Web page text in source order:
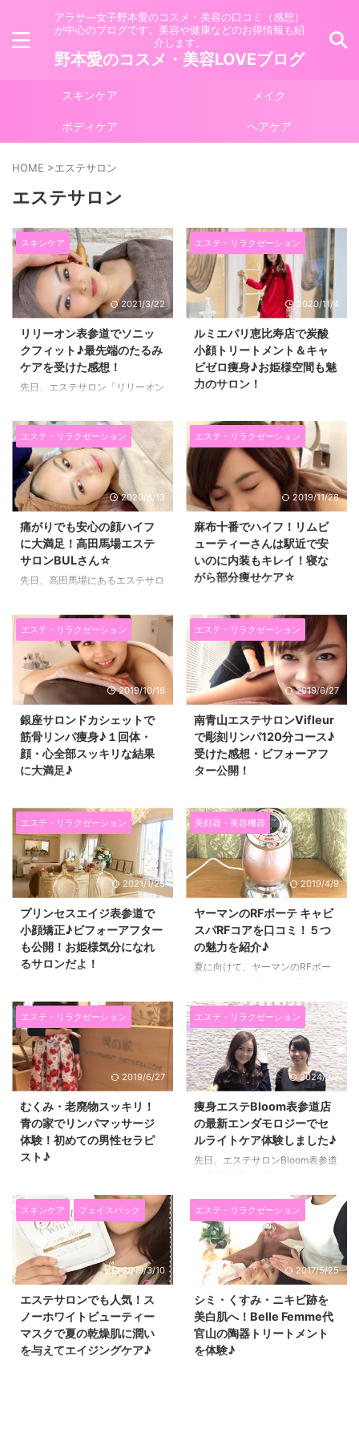
アラサ―女子野本愛のコスメ・美容の口コミ（感想）
が中心のブログです。美容や健康などのお得情報も紹
介します。
野本愛のコスメ・美容LOVEブログ
スキンケア メイク
ボディケア ヘアケア
HOME >エステサロン
エステサロン
スキンケア
2021/3/22
リリーオン表参道でソニッ
クフィット♪最先端のたるみ
ケアを受けた感想！
先日、エステサロン「リリーオン
ットの施術を受けてきました！
最近気になっているのが、たるみ
ケア、リフトアップだったのと
リリーオンは、私の周りのお友達
で行ってる人が多くて、 ずっと
気になっていたので、ついに行っ
た感じです(*^▽^*) ソニックフィ
ットは、筋膜にアプローチして
リフトアップだけではなく、シワ
や美肌ケアができる施術です。
お化粧スペースが白を基調とした
話しやすい雰囲気でした♪ リリー
オン表参道でソニック ...
エステ・リラクゼーション
2020/11/4
ルミエパリ恵比寿店で炭酸
小顔トリートメント＆キャ
ビゼロ痩身♪お姫様空間も魅
力のサロン！
フェイシャルとボディの送信トリ
ートメントを受けてきたので、
ブログでも紹介したいと思います
♪ ルミエパリは、内装がすごくプ
リンセスな感じで、 行くだけで
幸せな気持ちになれて気分が上が
りますよ！ ルミエパリ恵比寿店
はプリンセスな空間♡いるだけで
癒される♪ まず、ルミエパリ恵比
寿店さんの素敵な空間を紹介しま
す！ こちらは待合室♡ 白と明る
とっても上品でラグジュアリーな
雰囲気♡ 待つのも苦になりませ
ん～！笑 施術ルームに行くまで
の廊下もこんなにオシャ ...
エステ・リラクゼーション
2020/6/13
痛がりでも安心の顔ハイフ
に大満足！高田馬場エステ
サロンBULさん☆
先日、高田馬場にあるエステサロ
ハイフしてもらいました(^^)/ 体
のハイフはしたことがあったので
すが、 顔は「痛い」という噂が
あったので、 痛いことが大嫌い
なので、 二重あごやたるみなど
の悩みはあるけど、 出来ないな
ってずっと思ってたんです！！！
でも、今回BULさんは元看護師
さんのプライベートサロンなの
で、 安心感が持てたので、勇気
を出して挑戦してみました！！
～！と思ったので、詳しく紹介し
ます(* ...
エステ・リラクゼーション
2019/11/28
麻布十番でハイフ！リムビ
ューティーさんは駅近で安
いのに内装もキレイ！寝な
がら部分痩せケア☆
ろにあるエステサロン リムビュ
ーティーさんで 「ハイフ40000
ショット」受けてきましたー
(*^▽^*) 部分痩せしたい 早く結
果を出したい という女性に大人
気のハイフ☆☆ ここのサロンは
「とにかくハイフが安い！」 し
かも「サロンが綺麗！」 さらに
「駅からめちゃ近い！」 私は
40000ショットだったけど、 最
大で80000ショットもできます
多いの初めて♡ 安いけど、内装
が ...
エステ・リラクゼーション
2019/10/18
銀座サロンドカシェットで
筋骨リンパ痩身♪１回体・
顔・心全部スッキリな結果
に大満足♪
「Salon de Chachette（サロン
ドカシェット）」さんで、 筋骨
リンパ痩身60分コースを受けて
きました。 コリや体の疲れを取
りながら、 痩身もできる一石二
鳥のすごいサロンなんです
う施術は、サロンドカシェットさ
ん独自のもので、 他では受けら
れないそうです(^^)/ 施術を受け
てみた感想を先に言うと、 「痛
スクワークが忙しくて、 肩こり
や背中のコリがひどくて痛み ...
エステ・リラクゼーション
2019/6/27
南青山エステサロンVifleur
で彫刻リンパ120分コース♪
受けた感想・ビフォーアフ
ター公開！
くて、疲れがたまっていたのと、
二の腕や腰回りがぷよぷよしてき
たので、 南青山にあるエステサ
ロンVifleur（ヴィフルール）に行
ってきました♪ お願いしたのは、
彫刻リンパ１２０分コースです
ンドでしっかり深く捉えながら働
きかけて、 彫刻のようなメリハ
リのあるボディに導く施術です♪
エステに行くときは大体６０分
時間やると１階でも大分体が違
う！！と思いました(^^)/ ...
エステ・リラクゼーション
2021/1/25
プリンセスエイジ表参道で
小顔矯正♪ビフォーアフター
も公開！お姫様気分になれ
るサロンだよ！
ンしたばかりの、 表参道駅A5出
口徒歩４分の所にあるエステサロ
ン「Princess Age（プリンセスエ
イジ）」 で小顔矯正をしてもら
いました(*^▽^*) 今、小顔矯正す
ごく流行っていますよね！！
「どこのサロン行けばいいのか
な？」 など迷う方も多いと思い
ますので、参考になればと思いま
す(^^)/ ↑↑の写真はプリンセスエ
「あぁ、ここなら綺麗になれ
る！！」 とこれから始まる施術
がワクワク ...
美顔器・美容機器
2019/4/9
ヤーマンのRFボーテ キャビ
スパRFコアを口コミ！５つ
の魅力を紹介♪
夏に向けて、ヤーマンのRFボー
電大好きなんですよね。 どれ
も、操作が簡単で使いやすいし、
使うとお肌がいい感じになるし、
手放せない～～！！ このRFボー
テ キャビスパRFコアは今、週２
～３ペースで お風呂上りに足や
お腹、二の腕から肩回りに使って
いるのですが、 他のキャビテー
ションの機械よりも安心感がある
し、使った実感があるので紹介し
たい方はこちら↓↓ RFボーテ キ
ャ ...
エステ・リラクゼーション
2019/6/27
むくみ・老廃物スッキリ！
青の家でリンパマッサージ
体験！初めての男性セラピ
スト♪
ャルのリンパマッサージをしても
らいました。 青の家ではリンパ
マッサージが一番人気があって、
他店のセラピストも受けに来るほ
どだそうです(^^)/ 青の家で施術
前の抹茶と和菓子のおもてなしに
と早速お茶を出してくれました
(*^▽^*) 抹茶と抹茶羊羹♪ 和風～
♡ なんだか落ち着きますね♪ あ
ー京都行きたくなっちゃった( *
エステ・リラクゼーション
2024/9/7
痩身エステBloom表参道店
の最新エンダモロジーでセ
ルライトケア体験しました♪
先日、エステサロンBloom表参道
モロジーを体験してきました！＼
(^o^)／ サロンの様子やエンダモ
ロジーを実際にした感想をレポー
トしたいと思います！ 痩身エス
テで人気のエンダモロジーって
何？ 今回体験したエンダモロジ
ーは、1986年にフランスで誕生
したボディケア機器で、 ローラ
ーが体をもみほぐすことで、新陳
代謝と循環を促し、 老廃物やむ
くみをケアしてくれる、 セルラ
スキンケア フェイスパック
2019/3/10
エステサロンでも人気！ス
ノーホワイトビューティー
マスクで夏の乾燥肌に潤い
を与えてエイジングケア♪
エステ・リラクゼーション
2017/5/25
シミ・くすみ・ニキビ跡を
美白肌へ！Belle Femme代
官山の陶器トリートメント
を体験♪